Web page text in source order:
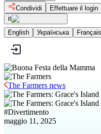
Condividi
Effettuare il login
it
English
Українська Français
The Farmers news
#Divertimento
maggio 11, 2025